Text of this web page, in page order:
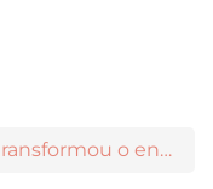
Maria Lúcia de Arruda Aranha transformou o ensino de Filosofia no Brasil